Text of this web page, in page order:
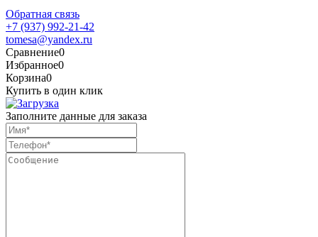
Обратная связь
+7 (937) 992-21-42
tomesa@yandex.ru
Сравнение0
Избранное0
Корзина0
Купить в один клик
Заполните данные для заказа